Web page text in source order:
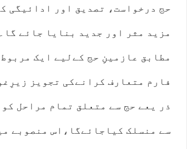
حج درخواست، تصدیق اور ادائیگی
مزید مثر اور جدید بنایا جائے
مطابق عازمینِ حج کےلیے ایک
فارم متعارف کرانےکی تجویز
ذر یعے حج سے متعلق تمام مراحل
سے منسلک کیاجائےگا،اس منصوبے